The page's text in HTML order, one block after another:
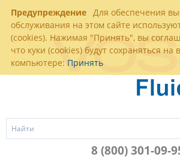
Предупреждение Для обеспечения
обслуживания на этом сайте
(cookies). Нажимая "Принять", вы
что куки (cookies) будут сохраняться на
компьютере: Принять
8 (800) 301-09-